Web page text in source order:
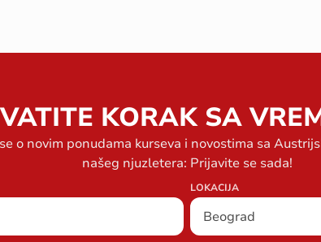
KORAK SA
o novim ponudama kurseva i novostima sa
našeg njuzletera: Prijavite se sada!
LOKACIJA